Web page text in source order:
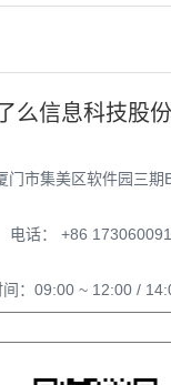
么信息科技股
门市集美区软件园三期
电话： +86
间：09:00 ~ 12:00 /